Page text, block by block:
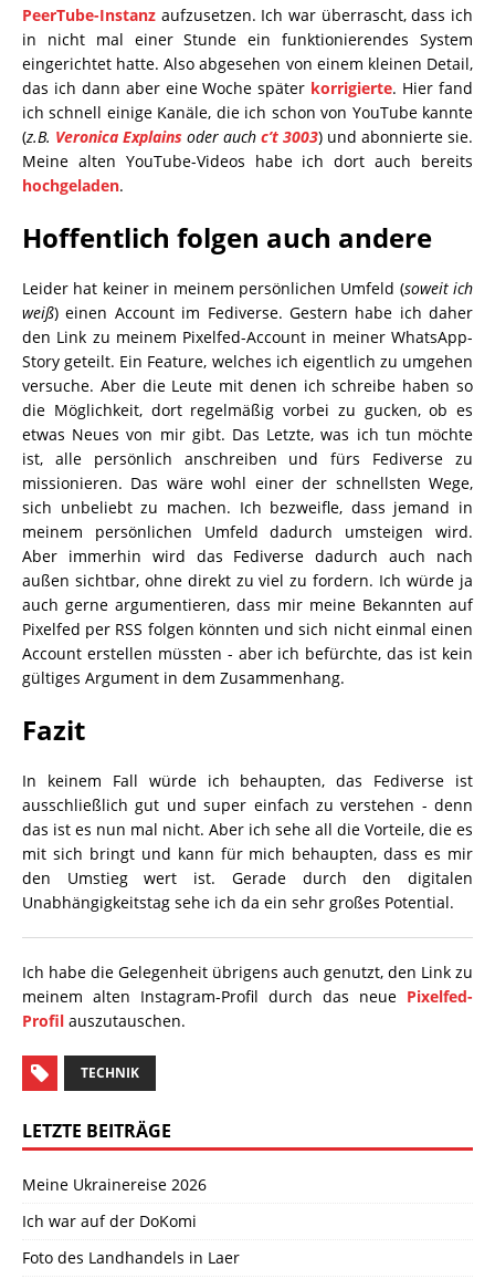
PeerTube-Instanz aufzusetzen. Ich war überrascht, dass ich
in nicht mal einer Stunde ein funktionierendes System
eingerichtet hatte. Also abgesehen von einem kleinen Detail,
das ich dann aber eine Woche später korrigierte. Hier fand
ich schnell einige Kanäle, die ich schon von YouTube kannte
(z.B. Veronica Explains oder auch c’t 3003) und abonnierte sie.
Meine alten YouTube-Videos habe ich dort auch bereits
hochgeladen.
Hoffentlich folgen auch andere
Leider hat keiner in meinem persönlichen Umfeld (soweit ich
weiß) einen Account im Fediverse. Gestern habe ich daher
den Link zu meinem Pixelfed-Account in meiner WhatsApp-
Story geteilt. Ein Feature, welches ich eigentlich zu umgehen
versuche. Aber die Leute mit denen ich schreibe haben so
die Möglichkeit, dort regelmäßig vorbei zu gucken, ob es
etwas Neues von mir gibt. Das Letzte, was ich tun möchte
ist, alle persönlich anschreiben und fürs Fediverse zu
missionieren. Das wäre wohl einer der schnellsten Wege,
sich unbeliebt zu machen. Ich bezweifle, dass jemand in
meinem persönlichen Umfeld dadurch umsteigen wird.
Aber immerhin wird das Fediverse dadurch auch nach
außen sichtbar, ohne direkt zu viel zu fordern. Ich würde ja
auch gerne argumentieren, dass mir meine Bekannten auf
Pixelfed per RSS folgen könnten und sich nicht einmal einen
Account erstellen müssten - aber ich befürchte, das ist kein
gültiges Argument in dem Zusammenhang.
Fazit
In keinem Fall würde ich behaupten, das Fediverse ist
ausschließlich gut und super einfach zu verstehen - denn
das ist es nun mal nicht. Aber ich sehe all die Vorteile, die es
mit sich bringt und kann für mich behaupten, dass es mir
den Umstieg wert ist. Gerade durch den digitalen
Unabhängigkeitstag sehe ich da ein sehr großes Potential.
Ich habe die Gelegenheit übrigens auch genutzt, den Link zu
meinem alten Instagram-Profil durch das neue Pixelfed-
Profil auszutauschen.
TECHNIK
LETZTE BEITRÄGE
Meine Ukrainereise 2026
Ich war auf der DoKomi
Foto des Landhandels in Laer